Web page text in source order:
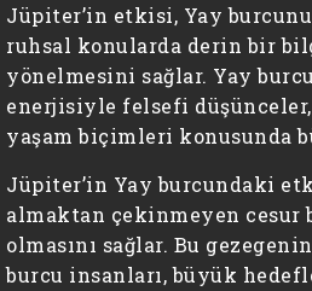
Jüpiter’in etkisi, Yay
ruhsal konularda derin bir
yönelmesini sağlar. Yay
enerjisiyle felsefi
yaşam biçimleri konusunda
Jüpiter’in Yay burcundaki
almaktan çekinmeyen cesur
olmasını sağlar. Bu
burcu insanları, büyük